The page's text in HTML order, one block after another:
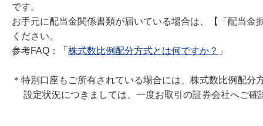
です。
お手元に配当金関係書類が届いている場合は、【「配当
ください。
参考FAQ：「 株式数比例配分方式とは何ですか？ 」
＊特別口座もご所有されている場合には、株式数比例配
設定状況につきましては、一度お取引の証券会社へご確